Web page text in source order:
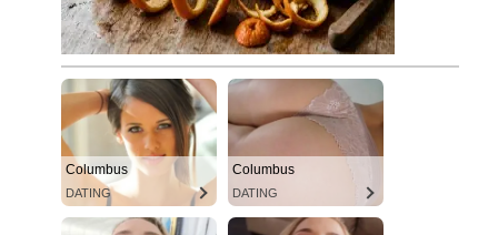
Columbus
DATING
Columbus
DATING